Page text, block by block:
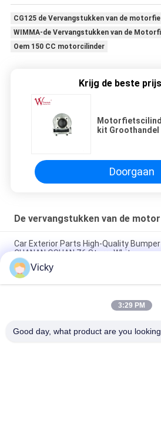
CG125 de Vervangstukken van de
WIMMA-de Vervangstukken van de
Oem 150 CC motorcilinder
Krijg de beste
kit Groothandel
Doorgaan
De vervangstukken van de
Car Exterior Parts High-Quality
CHANAN OSHAN​ Z6 Starry White
Startmotor Honda EX5 Motorfiets
goedkoop groothandel met hoge
Motorfietsversteker voor CPR8EAIX-9
Vicky
3:29 PM
Good day, what product are you